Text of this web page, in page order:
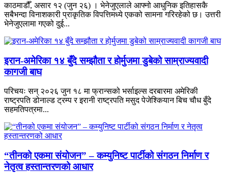
काठमाडौँ, असार १२ (जुन २६) । भेनेजुएलाले आफ्नो आधुनिक इतिहासकै
सबैभन्दा विनाशकारी प्राकृतिक विपत्तिमध्ये एकको सामना गरिरहेको छ। उत्तरी
भेनेजुएलामा गएको दुई...
इरान-अमेरिका १४ बुँदे सम्झौता र होर्मुजमा डुबेको साम्राज्यवादी
कागजी बाघ
परिचयः सन् २०२६ जुन १८ मा फ्रान्सको भर्साइल्स दरबारमा अमेरिकी
राष्ट्रपति डोनाल्ड ट्रम्प र इरानी राष्ट्रपति मसुद पेजेश्कियान बिच चौध बुँदे
सहमतिपत्रमा...
“तीनको एकमा संयोजन” – कम्युनिष्ट पार्टीको संगठन निर्माण र
नेतृत्व हस्तान्तरणको आधार